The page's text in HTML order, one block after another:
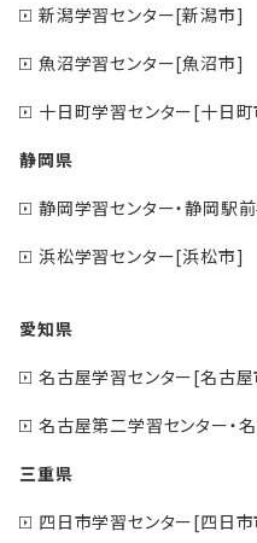
新潟学習センター[新潟市]
魚沼学習センター[魚沼市]
十日町学習センター[十日
静岡県
静岡学習センター・静岡駅
浜松学習センター[浜松市]
愛知県
名古屋学習センター[名古
名古屋第二学習センター・
三重県
四日市学習センター[四日